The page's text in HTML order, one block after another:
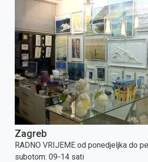
Zagreb
RADNO VRIJEME od ponedjeljka do
subotom: 09-14 sati